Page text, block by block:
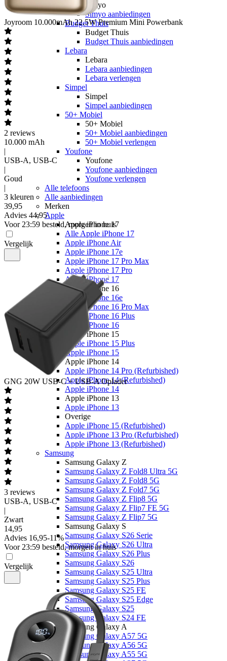
Simyo
Simyo aanbiedingen
Budget Thuis
Budget Thuis
Budget Thuis aanbiedingen
Lebara
Lebara
Lebara aanbiedingen
Lebara verlengen
Simpel
Simpel
Simpel aanbiedingen
50+ Mobiel
50+ Mobiel
50+ Mobiel aanbiedingen
50+ Mobiel verlengen
Youfone
Youfone
Youfone aanbiedingen
Youfone verlengen
Alle telefoons
Alle aanbiedingen
Merken
Apple
Apple iPhone 17
Alle Apple iPhone 17
Apple iPhone Air
Apple iPhone 17e
Apple iPhone 17 Pro Max
Apple iPhone 17 Pro
Apple iPhone 17
Apple iPhone 16
Apple iPhone 16e
Apple iPhone 16 Pro Max
Apple iPhone 16 Plus
Apple iPhone 16
Apple iPhone 15
Apple iPhone 15 Plus
Apple iPhone 15
Apple iPhone 14
Apple iPhone 14 Pro (Refurbished)
Apple iPhone 14 (Refurbished)
Apple iPhone 14
Apple iPhone 13
Apple iPhone 13
Overige
Apple iPhone 15 (Refurbished)
Apple iPhone 13 Pro (Refurbished)
Apple iPhone 13 (Refurbished)
Samsung
Samsung Galaxy Z
Samsung Galaxy Z Fold8 Ultra 5G
Samsung Galaxy Z Fold8 5G
Samsung Galaxy Z Fold7 5G
Samsung Galaxy Z Flip8 5G
Samsung Galaxy Z Flip7 FE 5G
Samsung Galaxy Z Flip7 5G
Samsung Galaxy S
Samsung Galaxy S26 Serie
Samsung Galaxy S26 Ultra
Samsung Galaxy S26 Plus
Samsung Galaxy S26
Samsung Galaxy S25 Ultra
Samsung Galaxy S25 Plus
Samsung Galaxy S25 FE
Samsung Galaxy S25 Edge
Samsung Galaxy S25
Samsung Galaxy S24 FE
Samsung Galaxy A
Samsung Galaxy A57 5G
Samsung Galaxy A56 5G
Samsung Galaxy A55 5G
Joyroom 10.000mAh 22.5W Premium Mini Powerbank
2 reviews
10.000 mAh
|
USB-A, USB-C
|
Goud
|
3 kleuren
39,95
Advies 44,95
Voor 23:59 besteld, morgen in huis
Vergelijk
GNG 20W USB-C + USB-A Oplader
3 reviews
USB-A, USB-C
|
Zwart
14,95
Advies 16,95-11%
Voor 23:59 besteld, morgen in huis
Vergelijk